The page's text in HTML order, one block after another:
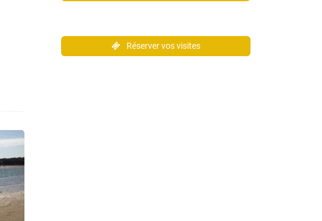
Réserver vos visites